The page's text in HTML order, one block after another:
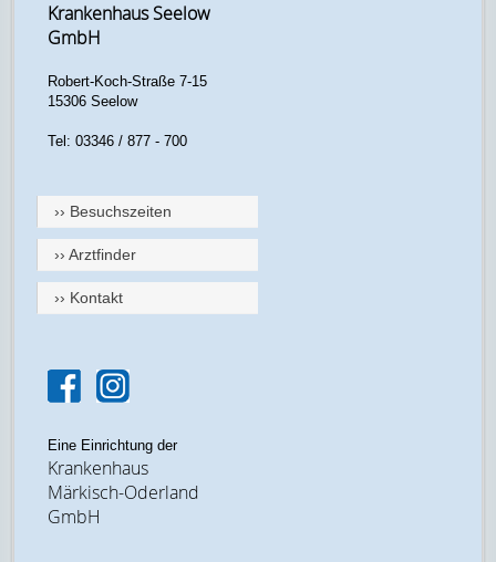
Krankenhaus Seelow
GmbH
Robert-Koch-Straße 7-15
15306 Seelow
Tel: 03346 / 877 - 700
›› Besuchszeiten
›› Arztfinder
›› Kontakt
Eine Einrichtung der
Krankenhaus
Märkisch-Oderland
GmbH